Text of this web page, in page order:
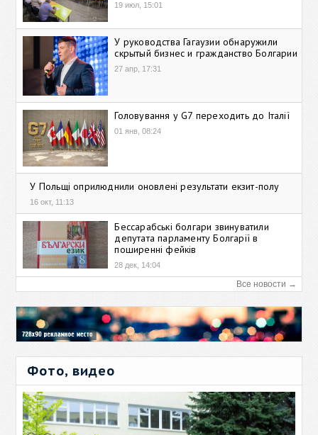
19 июл, 15:01
У руководства Гагаузии обнаружили
скрытый бизнес и гражданство Болгарии
27 апр, 17:31
Головування у G7 переходить до Італії
01 янв, 08:24
У Польщі оприлюднили оновлені результати екзит-полу
16 окт, 11:13
Бессарабські болгари звинуватили
депутата парламенту Болгарії в
поширенні фейків
28 дек, 14:04
Все новости →
Фото, видео